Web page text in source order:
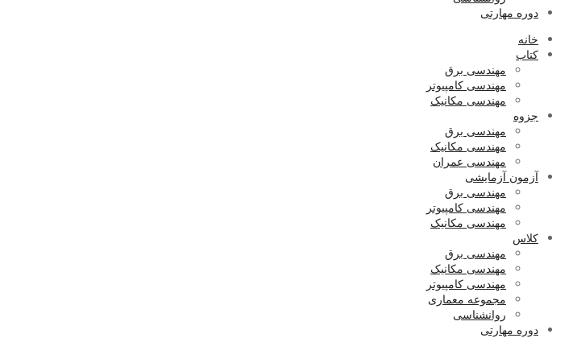
دوره مهارتی
خانه
کتاب
مهندسی برق
مهندسی کامپیوتر
مهندسی مکانیک
جزوه
مهندسی برق
مهندسی مکانیک
مهندسی عمران
آزمون آزمایشی
مهندسی برق
مهندسی کامپیوتر
مهندسی مکانیک
کلاس
مهندسی برق
مهندسی مکانیک
مهندسی کامپیوتر
مجموعه معماری
روانشناسی
دوره مهارتی